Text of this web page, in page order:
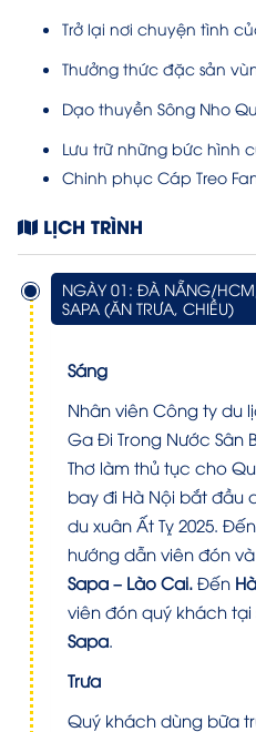
Trở lại nơi chuyện tình
Thưởng thức đặc sản
Dạo thuyền Sông Nho
Lưu trữ những bức hình
Chinh phục Cáp Treo
LỊCH TRÌNH
NGÀY 01: ĐÀ NẴNG/
SAPA (ĂN TRƯA, CHIỀU)
Sáng
Nhân viên Công ty du
Ga Đi Trong Nước
Thơ làm thủ tục cho
bay đi Hà Nội bắt đầu
du xuân Ất Tỵ 2025.
hướng dẫn viên đón
Sapa – Lào Cai. Đến
viên đón quý khách tại
Sapa.
Trưa
Quý khách dùng bữa